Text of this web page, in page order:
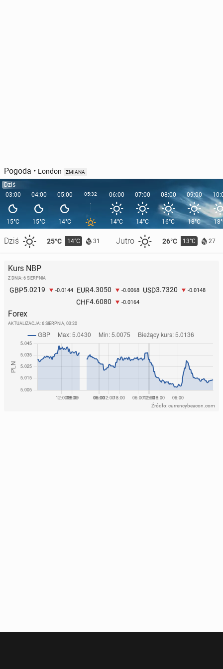
Pogoda • London ZMIANA
Dziś
03:00
15°C
Dziś 25°C 14°C 31 Jutro 26°C 13°C 27
04:00
15°C
05:00
14°C
05:32 06:00
14°C
07:00
14°C
08:00
16°C
09:00
18°C
Kurs NBP
Z DNIA: 6 SIERPNIA
GBP5.0219 -0.0144 EUR4.3050 -0.0068 USD3.7320 -0.0148
CHF4.6080 -0.0164
Forex
AKTUALIZACJA: 6 SIERPNIA, 03:20
Źródło: currencybeacon.com